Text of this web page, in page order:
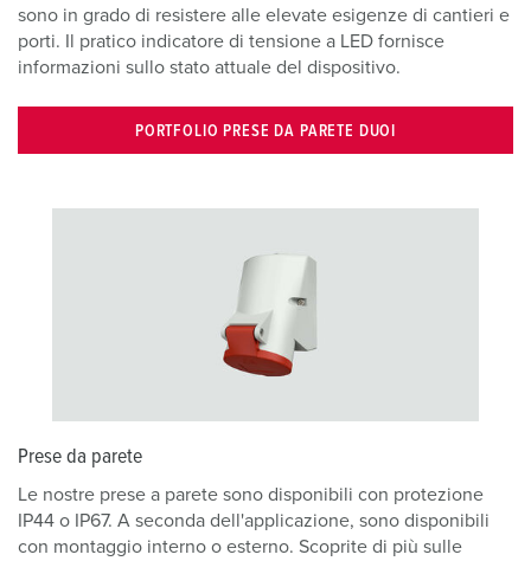
sono in grado di resistere alle elevate esigenze di cantieri e
porti. Il pratico indicatore di tensione a LED fornisce
informazioni sullo stato attuale del dispositivo.
PORTFOLIO PRESE DA PARETE DUOI
Prese da parete
Le nostre prese a parete sono disponibili con protezione
IP44 o IP67. A seconda dell'applicazione, sono disponibili
con montaggio interno o esterno. Scoprite di più sulle